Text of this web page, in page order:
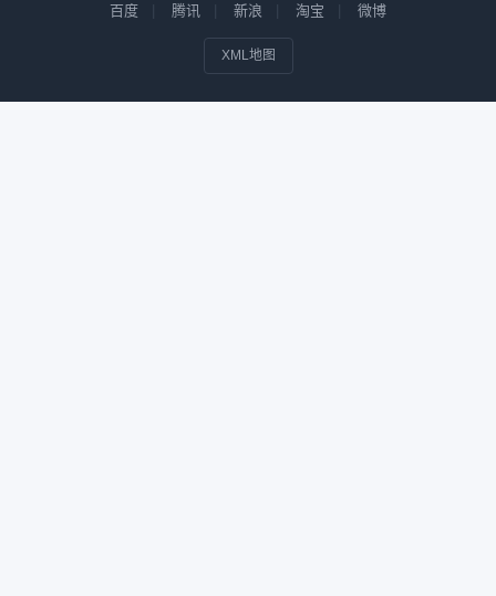
百度 腾讯 新浪 淘宝 微博
XML地图